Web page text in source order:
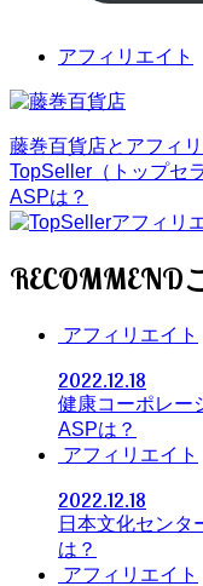
アフィリエイト
藤巻百貨店とアフィ
TopSeller（トップセ
ASPは？
RECOMMEND
アフィリエイト
2022.12.18
健康コーポレー
ASPは？
アフィリエイト
2022.12.18
日本文化センタ
は？
アフィリエイト